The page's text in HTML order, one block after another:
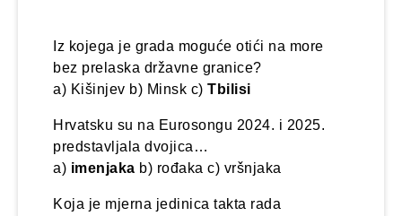
Iz kojega je grada moguće otići na more
bez prelaska državne granice?
a) Kišinjev b) Minsk c)Tbilisi
Hrvatsku su na Eurosongu 2024. i 2025.
predstavljala dvojica…
a) imenjaka b) rođaka c) vršnjaka
Koja je mjerna jedinica takta rada